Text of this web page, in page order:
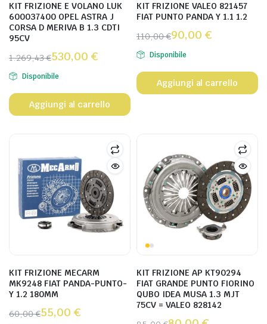
KIT FRIZIONE E VOLANO LUK
600037400 OPEL ASTRA J
CORSA D MERIVA B 1.3 CDTI
95CV
1.269,43€530,00 €
Disponibile
Aggiungi al carrello
KIT FRIZIONE VALEO 821457
FIAT PUNTO PANDA Y 1.1 1.2
110,00€90,00 €
Disponibile
Aggiungi al carrello
KIT FRIZIONE MECARM
MK9248 FIAT PANDA-PUNTO-
Y 1.2 180MM
60,00€55,00 €
KIT FRIZIONE AP KT90294
FIAT GRANDE PUNTO FIORINO
QUBO IDEA MUSA 1.3 MJT
75CV = VALEO 828142